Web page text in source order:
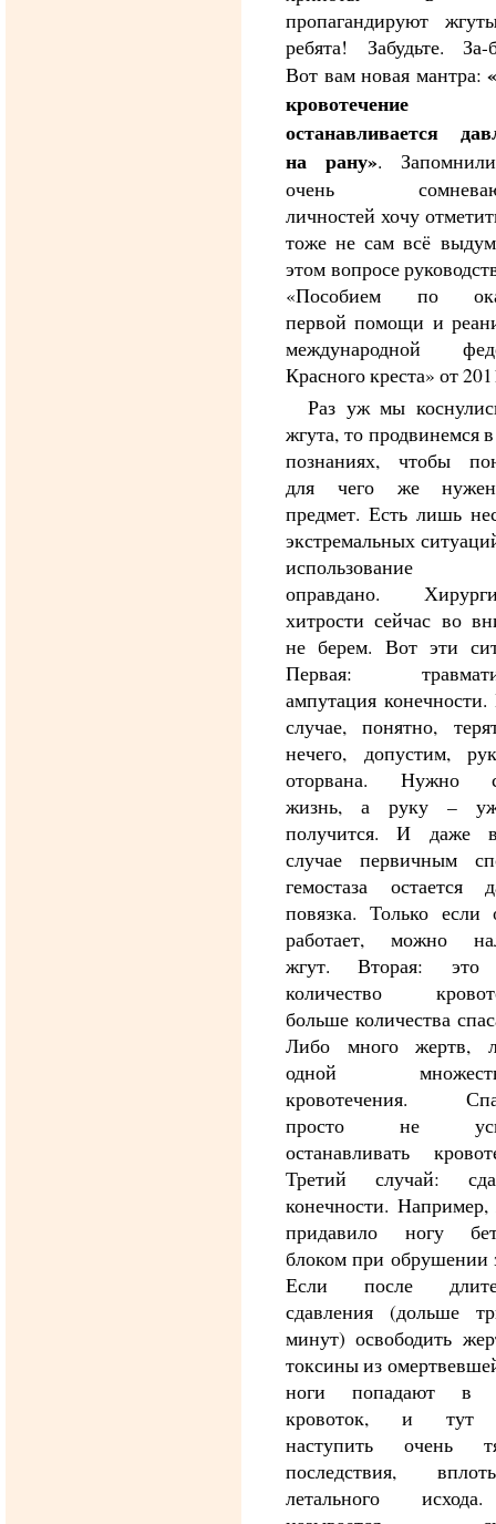
пропагандируют
ребята! Забудьте. За-
Вот вам новая мантра:
кровотечение
останавливается
на рану».
очень
личностей хочу
тоже не сам всё
этом вопросе
«Пособием по
первой помощи и
международной
Красного креста» от
Раз уж мы
жгута, то продвинемся
познаниях, чтобы
для чего же
предмет. Есть лишь
экстремальных
использование
оправдано.
хитрости сейчас во
не берем. Вот эти
Первая:
ампутация
случае, понятно,
нечего, допустим,
оторвана. Нужно
жизнь, а руку –
получится. И даже
случае первичным
гемостаза остается
повязка. Только если
работает, можно
жгут. Вторая: это
количество
больше количества
Либо много жертв,
одной
кровотечения.
просто не
останавливать
Третий случай:
конечности. Например,
придавило ногу
блоком при обрушении
Если после
сдавления (дольше
минут) освободить
токсины из
ноги попадают в
кровоток, и тут
наступить очень
последствия,
летального